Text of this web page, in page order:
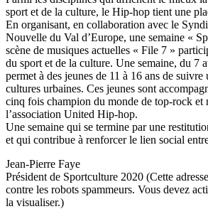
sport et de la culture, le Hip-hop tient une
En organisant, en collaboration avec le
Nouvelle du Val d’Europe, une semaine «
scène de musiques actuelles « File 7 »
du sport et de la culture. Une semaine, du 7
permet à des jeunes de 11 à 16 ans de suivre
cultures urbaines. Ces jeunes sont
cinq fois champion du monde de top-rock et
l’association United Hip-hop.
Une semaine qui se termine par une
et qui contribue à renforcer le lien social
Jean-Pierre Faye
Président de Sportculture 2020 (Cette
contre les robots spammeurs. Vous devez
la visualiser.)